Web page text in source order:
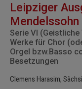
Leipziger
Serie VI
Werke für Chor
Orgel bzw.Basso
Besetzungen
Clemens Harasim,